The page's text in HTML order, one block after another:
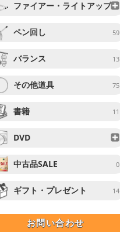
ファイアー・ライトアップ
ペン回し 59
バランス 13
その他道具 75
書籍 11
DVD
中古品SALE 0
ギフト・プレゼント 14
お問い合わせ